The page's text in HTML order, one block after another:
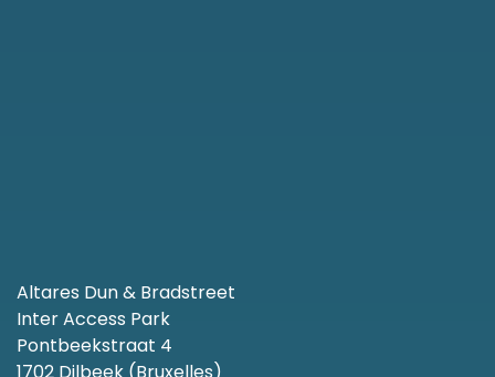
Altares Dun & Bradstreet
Inter Access Park
Pontbeekstraat 4
1702 Dilbeek (Bruxelles)